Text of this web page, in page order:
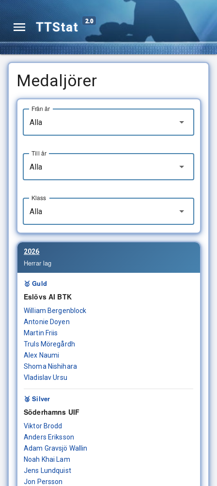
TTStat 2.0
Medaljörer
Alla
Från år
Alla
Till år
Alla
Klass
2026
Herrar lag
🥇 Guld
Eslövs AI BTK
William Bergenblock
Antonie Doyen
Martin Friis
Truls Möregårdh
Alex Naumi
Shoma Nishihara
Vladislav Ursu
🥈 Silver
Söderhamns UIF
Viktor Brodd
Anders Eriksson
Adam Gravsjö Wallin
Noah Khai Lam
Jens Lundquist
Jon Persson